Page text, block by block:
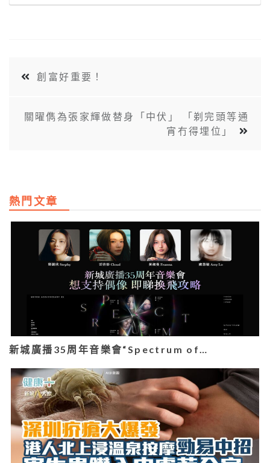
創富好重要！
關曜儁為張家輝做替身「中伏」 「剃完頭等通
宵冇得埋位」
熱門文章
新城廣播35周年音樂會“Spectrum of…